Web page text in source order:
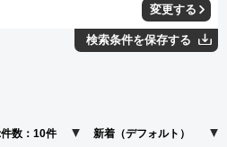
変更する
検索条件を保存する